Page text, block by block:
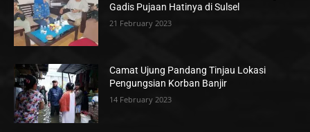
Gadis Pujaan Hatinya di Sulsel
21 February 2023
Camat Ujung Pandang Tinjau Lokasi
Pengungsian Korban Banjir
14 February 2023